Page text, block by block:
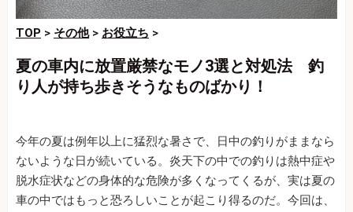
TOP > その他> お役立ち >
夏の車内に放置厳禁なモノ3選と対処法 釣
り人が持ち歩きそうなものばかり！
今年の夏は例年以上に猛烈な暑さで、日中の釣りがままなら
ないような日が続いている。炎天下の中での釣りは熱中症や
脱水症状などの身体的な危険が多くなってくるが、実は夏の
車の中ではもっと恐ろしいことが起こり得るのだ。今回は、